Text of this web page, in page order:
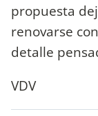
propuesta
renovarse
detalle
VDV